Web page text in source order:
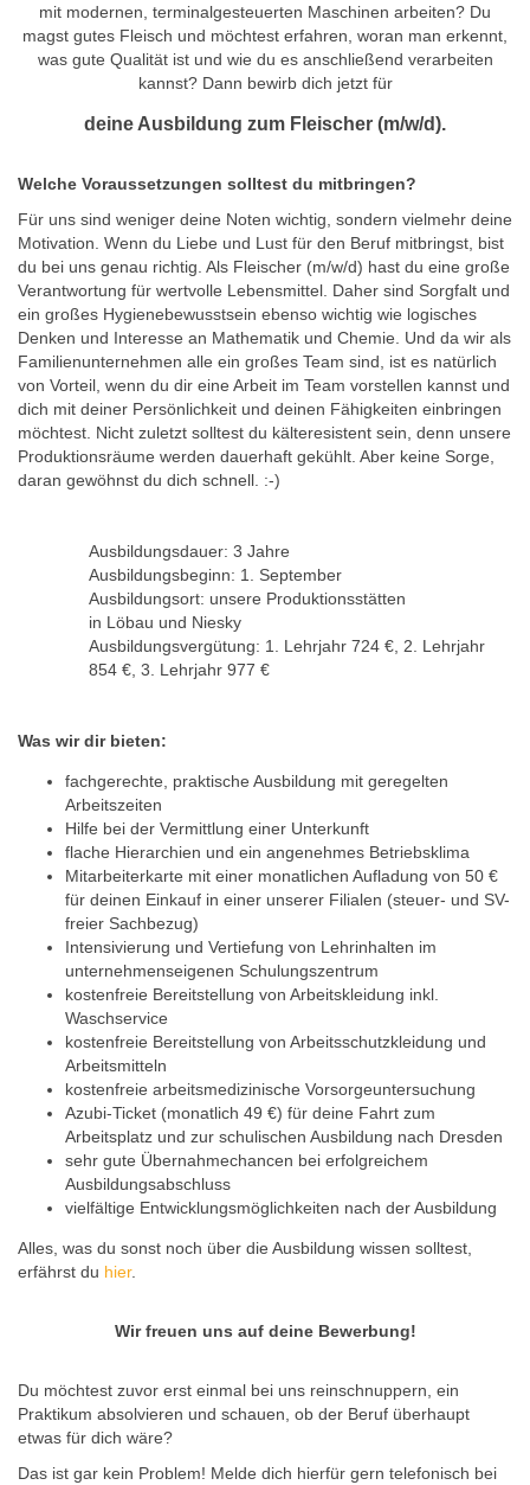
mit modernen, terminalgesteuerten Maschinen arbeiten? Du
magst gutes Fleisch und möchtest erfahren, woran man erkennt,
was gute Qualität ist und wie du es anschließend verarbeiten
kannst? Dann bewirb dich jetzt für
deine Ausbildung zum Fleischer (m/w/d).
Welche Voraussetzungen solltest du mitbringen?
Für uns sind weniger deine Noten wichtig, sondern vielmehr deine
Motivation. Wenn du Liebe und Lust für den Beruf mitbringst, bist
du bei uns genau richtig. Als Fleischer (m/w/d) hast du eine große
Verantwortung für wertvolle Lebensmittel. Daher sind Sorgfalt und
ein großes Hygienebewusstsein ebenso wichtig wie logisches
Denken und Interesse an Mathematik und Chemie. Und da wir als
Familienunternehmen alle ein großes Team sind, ist es natürlich
von Vorteil, wenn du dir eine Arbeit im Team vorstellen kannst und
dich mit deiner Persönlichkeit und deinen Fähigkeiten einbringen
möchtest. Nicht zuletzt solltest du kälteresistent sein, denn unsere
Produktionsräume werden dauerhaft gekühlt. Aber keine Sorge,
daran gewöhnst du dich schnell. :-)
Ausbildungsdauer: 3 Jahre
Ausbildungsbeginn: 1. September
Ausbildungsort: unsere Produktionsstätten
in Löbau und Niesky
Ausbildungsvergütung: 1. Lehrjahr 724 €, 2. Lehrjahr
854 €, 3. Lehrjahr 977 €
Was wir dir bieten:
fachgerechte, praktische Ausbildung mit geregelten
Arbeitszeiten
Hilfe bei der Vermittlung einer Unterkunft
flache Hierarchien und ein angenehmes Betriebsklima
Mitarbeiterkarte mit einer monatlichen Aufladung von 50 €
für deinen Einkauf in einer unserer Filialen (steuer- und SV-
freier Sachbezug)
Intensivierung und Vertiefung von Lehrinhalten im
unternehmenseigenen Schulungszentrum
kostenfreie Bereitstellung von Arbeitskleidung inkl.
Waschservice
kostenfreie Bereitstellung von Arbeitsschutzkleidung und
Arbeitsmitteln
kostenfreie arbeitsmedizinische Vorsorgeuntersuchung
Azubi-Ticket (monatlich 49 €) für deine Fahrt zum
Arbeitsplatz und zur schulischen Ausbildung nach Dresden
sehr gute Übernahmechancen bei erfolgreichem
Ausbildungsabschluss
vielfältige Entwicklungsmöglichkeiten nach der Ausbildung
Alles, was du sonst noch über die Ausbildung wissen solltest,
erfährst du hier.
Wir freuen uns auf deine Bewerbung!
Du möchtest zuvor erst einmal bei uns reinschnuppern, ein
Praktikum absolvieren und schauen, ob der Beruf überhaupt
etwas für dich wäre?
Das ist gar kein Problem! Melde dich hierfür gern telefonisch bei